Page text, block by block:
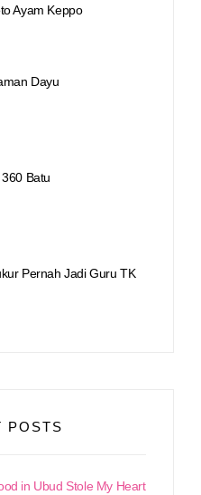
Ayam Keppo
Dayu
Batu
Pernah Jadi Guru TK
POSTS
in Ubud Stole My Heart